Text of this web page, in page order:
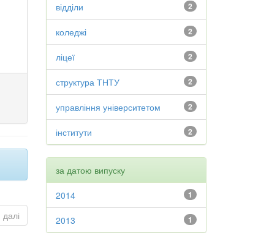
далі
2
відділи
2
коледжі
2
ліцеї
2
структура ТНТУ
2
управління університетом
2
інститути
за датою випуску
1
2014
1
2013